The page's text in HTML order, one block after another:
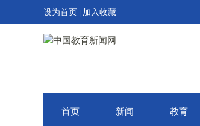
设为首页 加入收藏
首页 新闻 教育